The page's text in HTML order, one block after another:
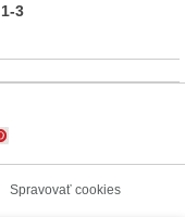
1-3
Spravovať cookies